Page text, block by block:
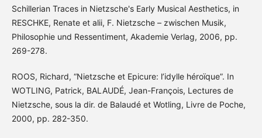
Schillerian Traces in Nietzsche's Early Musical Aesthetics, in
RESCHKE, Renate et alii, F. Nietzsche – zwischen Musik,
Philosophie und Ressentiment, Akademie Verlag, 2006, pp.
269-278.
ROOS, Richard, “Nietzsche et Epicure: l’idylle héroïque”. In
WOTLING, Patrick, BALAUDÉ, Jean-François, Lectures de
Nietzsche, sous la dir. de Balaudé et Wotling, Livre de Poche,
2000, pp. 282-350.